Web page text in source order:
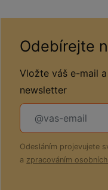
Odebírejte
Vložte váš e-mail
newsletter
Odesláním projevujete
a zpracováním